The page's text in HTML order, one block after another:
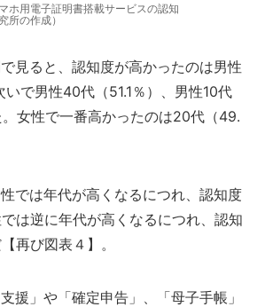
ホ用電子証明書搭載サービスの認知
所の作成）
見ると、認知度が高かったのは男性
で男性40代（51.1％）、男性10代
。女性で一番高かったのは20代（49.
では年代が高くなるにつれ、認知度
は逆に年代が高くなるにつれ、認知
再び図表４】。
援」や「確定申告」、「母子手帳」